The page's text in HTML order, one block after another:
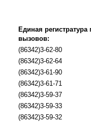
Единая
вызовов:
(86342)3-62-80
(86342)3-62-64
(86342)3-61-90
(86342)3-61-71
(86342)3-59-37
(86342)3-59-33
(86342)3-59-32